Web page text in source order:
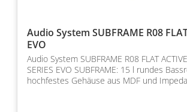
Audio System SUBFRAME R08
EVO
Audio System SUBFRAME R08 FLAT
SERIES EVO SUBFRAME: 15 l rundes
hochfestes Gehäuse aus MDF und Impedanz 2